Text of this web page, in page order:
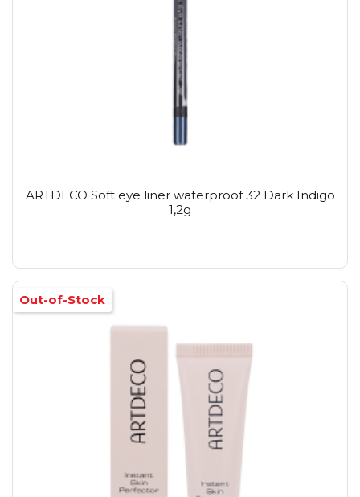
ARTDECO Soft eye liner waterproof 32 Dark Indigo
1,2g
Out-of-Stock